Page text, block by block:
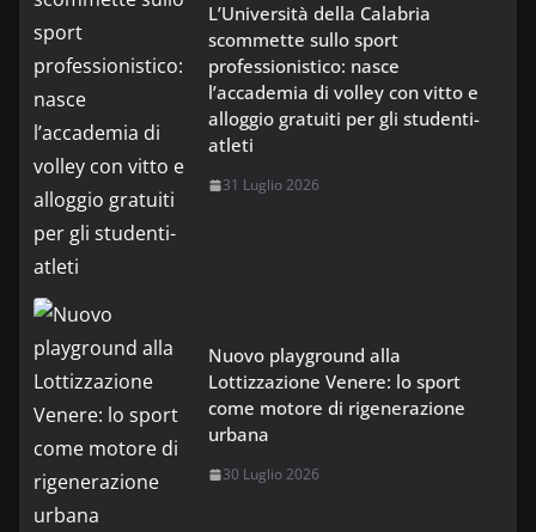
L’Università della Calabria
scommette sullo sport
professionistico: nasce
l’accademia di volley con vitto e
alloggio gratuiti per gli studenti-
atleti
31 Luglio 2026
Nuovo playground alla
Lottizzazione Venere: lo sport
come motore di rigenerazione
urbana
30 Luglio 2026